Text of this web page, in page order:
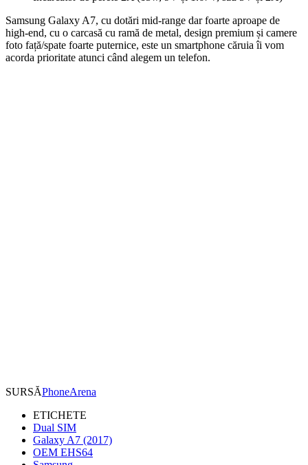
Samsung Galaxy A7, cu dotări mid-range dar foarte aproape de
high-end, cu o carcasă cu ramă de metal, design premium și camere
foto față/spate foarte puternice, este un smartphone căruia îi vom
acorda prioritate atunci când alegem un telefon.
SURSĂPhoneArena
ETICHETE
Dual SIM
Galaxy A7 (2017)
OEM EHS64